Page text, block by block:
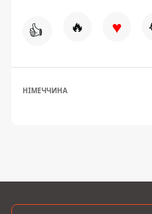
👍 🔥 ♥
НІМЕЧЧИНА